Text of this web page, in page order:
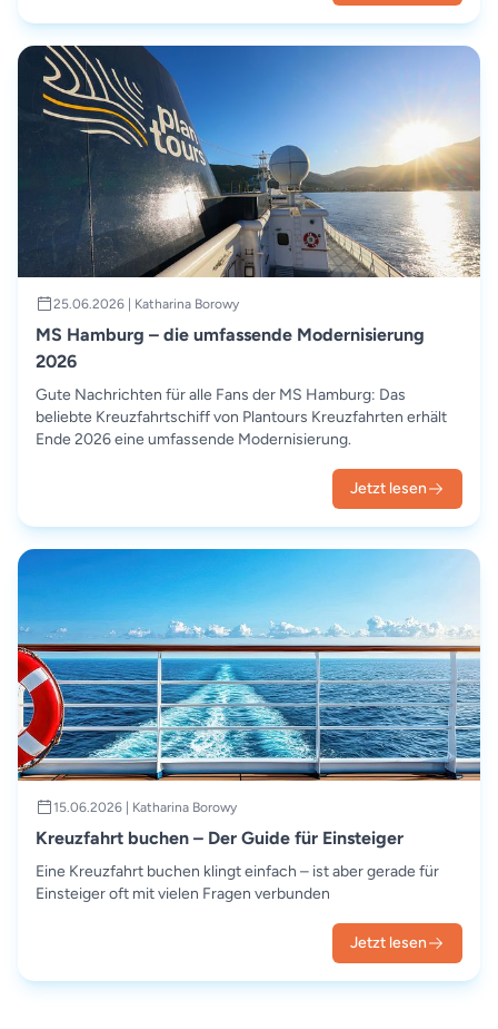
25.06.2026 | Katharina Borowy
MS Hamburg – die umfassende Modernisierung
2026
Gute Nachrichten für alle Fans der MS Hamburg: Das
beliebte Kreuzfahrtschiff von Plantours Kreuzfahrten erhält
Ende 2026 eine umfassende Modernisierung.
Jetzt lesen
15.06.2026 | Katharina Borowy
Kreuzfahrt buchen – Der Guide für Einsteiger
Eine Kreuzfahrt buchen klingt einfach – ist aber gerade für
Einsteiger oft mit vielen Fragen verbunden
Jetzt lesen